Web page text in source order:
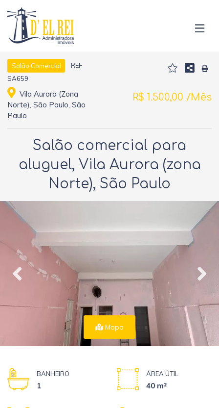
Salão Comercial
REF
SA659
Vila Aurora (Zona
Norte), São Paulo, São
Paulo
R$ 1.500,00 /Mês
Salão comercial para
aluguel, Vila Aurora (zona
Norte), São Paulo
Mapa
BANHEIRO
1
ÁREA ÚTIL
40 m²